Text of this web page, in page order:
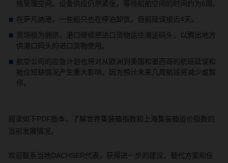
格管理空间。设备供应仍然紧张，等待船舶空间的时间约为6 周。
在萨凡纳港，一些船只也在停泊卸货。目前延误接近4天。
货场极为拥挤，港口继续把进口货物运往海运码头，以腾出地方
供港口码头的进口货物使用。
航空公司的应急计划也将对从欧洲到美国和墨西哥的航班延误和
舱位短缺情况产生重大影响，因为预计未来几周航班将减少或暂
停。
阅读如下PDF版本，了解世界集装箱指数和上海集装箱运价指数的
当前发展情况。
欢迎联系当地DACHSER代表，获得进一步的建议、替代方案和任